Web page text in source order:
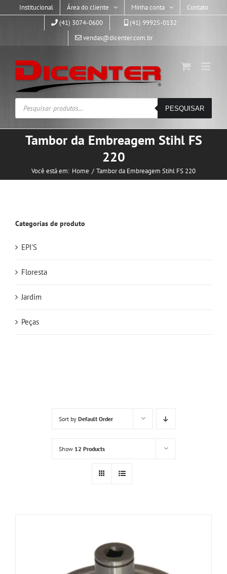
Institucional Área do cliente Minha conta
Contato
(41) 3074-0600
(41) 99925-0132
vendas@dicenter.com.br
Pesquisar
produtos
PESQUISAR
Tambor da Embreagem Stihl FS
220
Você está em: Home Tambor da Embreagem Stihl FS 220
Sort by Default Order
Show 12 Products
Categorias de produto
EPI'S
Floresta
Jardim
Peças